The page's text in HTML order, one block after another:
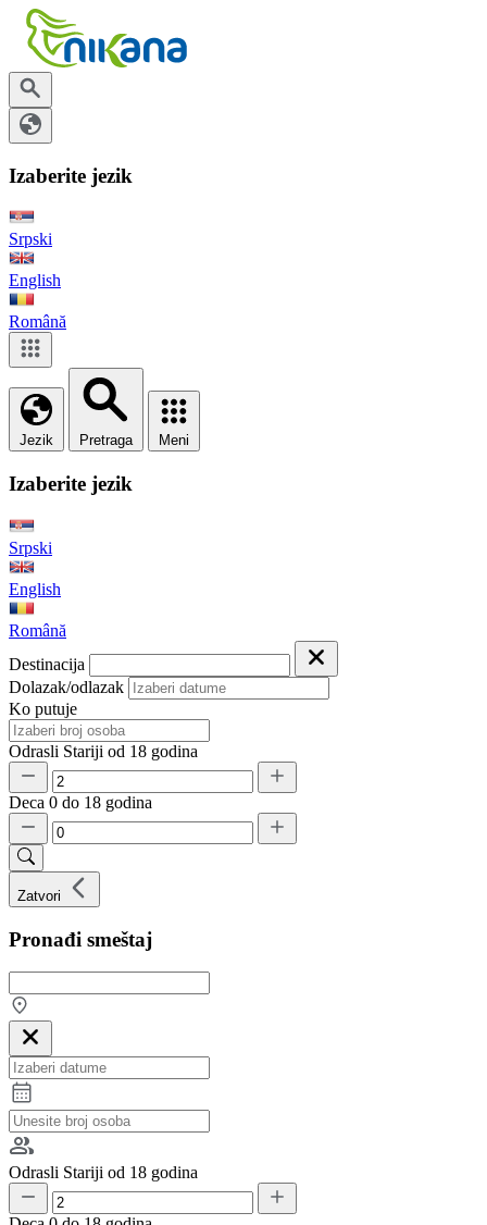
Izaberite jezik
Srpski
English
Română
Jezik Pretraga Meni
Izaberite jezik
Srpski
English
Română
Destinacija
Dolazak/odlazak
Ko putuje
Odrasli Stariji od 18 godina
Deca 0 do 18 godina
Zatvori
Pronađi smeštaj
Odrasli Stariji od 18 godina